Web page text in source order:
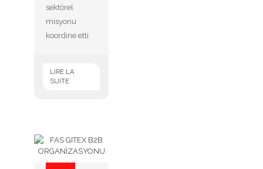
sektörel
misyonu
koordine etti.
LIRE LA
SUITE